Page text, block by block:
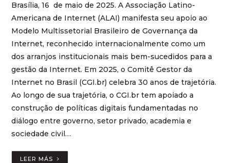
Brasília, 16 de maio de 2025. A Associação Latino-
Americana de Internet (ALAI) manifesta seu apoio ao
Modelo Multissetorial Brasileiro de Governança da
Internet, reconhecido internacionalmente como um
dos arranjos institucionais mais bem-sucedidos para a
gestão da Internet. Em 2025, o Comitê Gestor da
Internet no Brasil (CGI.br) celebra 30 anos de trajetória.
Ao longo de sua trajetória, o CGI.br tem apoiado a
construção de políticas digitais fundamentadas no
diálogo entre governo, setor privado, academia e
sociedade civil…
LEER MÁS